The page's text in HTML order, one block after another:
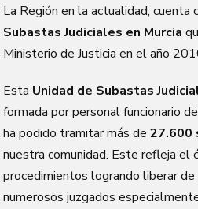
La Región en la actualidad, cuenta
Subastas Judiciales en Murcia
Ministerio de Justicia en el año
Esta Unidad de Subastas
formada por personal funcionario
ha podido tramitar más de27.600
nuestra comunidad. Este refleja
procedimientos logrando liberar de
numerosos juzgados